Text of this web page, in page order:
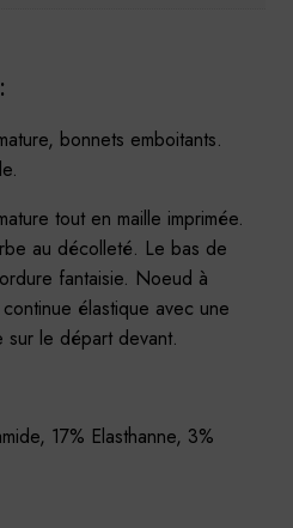
bonnets emboitants.
tout en maille imprimée.
au décolleté. Le bas de
fantaisie. Noeud à
élastique avec une
sur le départ devant.
17% Elasthanne, 3%